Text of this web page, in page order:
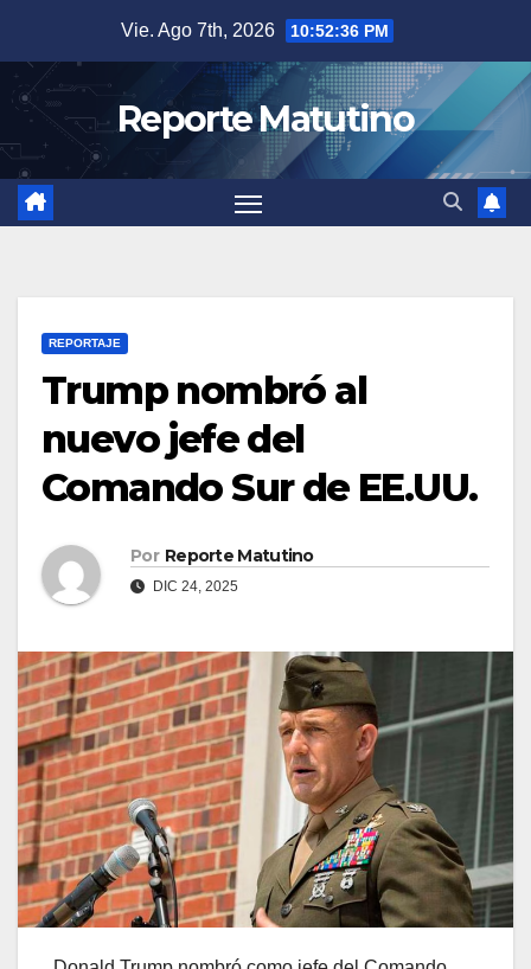
contenido
Vie. Ago 7th, 2026 10:52:37 PM
Reporte Matutino
REPORTAJE
Trump nombró al
nuevo jefe del
Comando Sur de EE.UU.
Por Reporte Matutino
DIC 24, 2025